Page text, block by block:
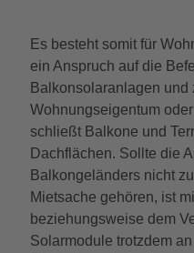
Es besteht somit für
ein Anspruch auf die
Balkonsolaranlagen
Wohnungseigentum
schließt Balkone und
Dachflächen. Sollte die
Balkongeländers nicht
Mietsache gehören, ist
beziehungsweise dem
Solarmodule trotzdem